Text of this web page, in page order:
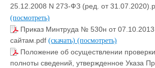
25.12.2008 N 273-ФЗ (ред. от
(посмотреть)
Приказ Минтруда № 530н от
сайтам.pdf (скачать) (посмотреть)
Положение об осуществлении
полноты сведений, утвержденное Указа